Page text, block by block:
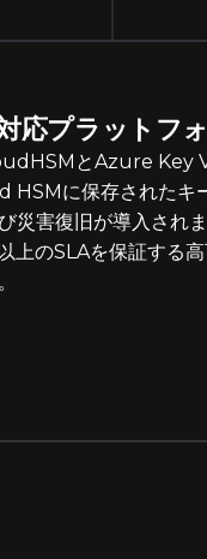
応プラットフ
とAzure Key
HSMに保存されたキ
災害復旧が導入され
上のSLAを保証する高